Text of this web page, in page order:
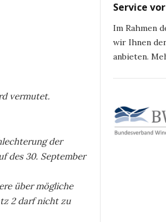
vermutet.
der
des 30. September
über mögliche
2 darf nicht zu
Service
Im Rahmen
wir Ihnen
anbieten.